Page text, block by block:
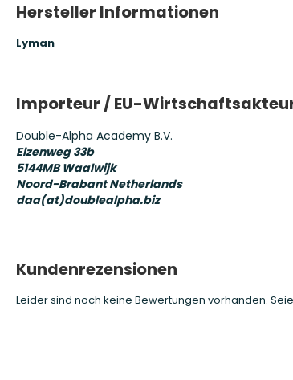
Hersteller Informationen
Lyman
Importeur / EU-
Double-Alpha Academy B.V.
Elzenweg 33b
5144MB Waalwijk
Noord-Brabant Netherlands
daa(at)doublealpha.biz
Kundenrezensionen
Leider sind noch keine Bewertungen vorhanden.